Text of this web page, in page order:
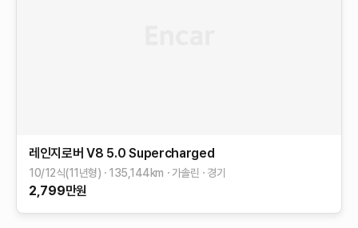
레인지로버 V8 5.0 Supercharged
10/12식(11년형) 135,144km 가솔린 경기
2,799만원